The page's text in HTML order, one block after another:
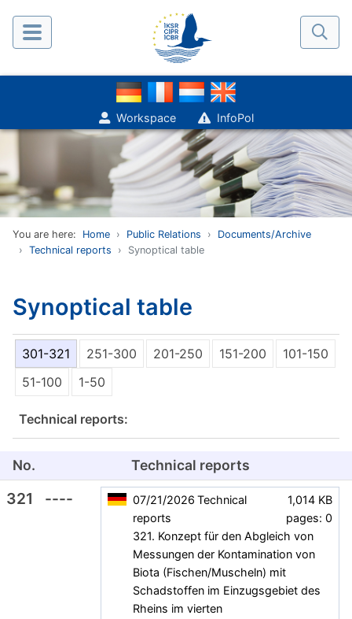
Workspace InfoPol
You are here: Home Public Relations
Documents/Archive
Technical reports
Synoptical table
Synoptical table
301-321 251-300 201-250 151-200
101-150
51-100
1-50
Technical reports:
No. Technical reports
321 ----
1,014 KB
pages: 0
07/21/2026 Technical
reports
321. Konzept für den Abgleich von
Messungen der Kontamination von
Biota (Fischen/Muscheln) mit
Schadstoffen im Einzugsgebiet des
Rheins im vierten